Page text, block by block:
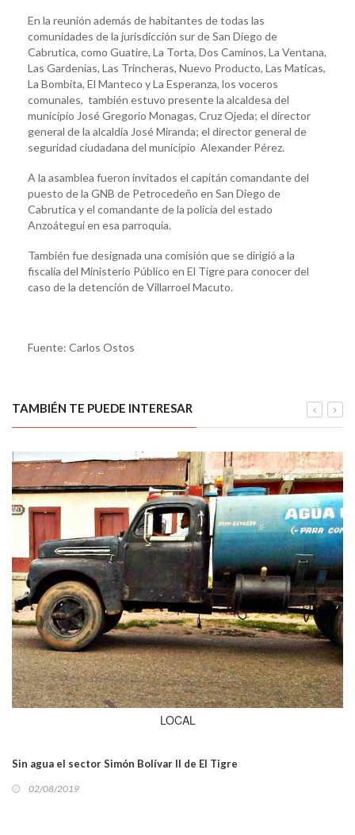
En la reunión además de habitantes de todas las
comunidades de la jurisdicción sur de San Diego de
Cabrutica, como Guatire, La Torta, Dos Caminos, La Ventana,
Las Gardenias, Las Trincheras, Nuevo Producto, Las Maticas,
La Bombita, El Manteco y La Esperanza, los voceros
comunales, también estuvo presente la alcaldesa del
municipio José Gregorio Monagas, Cruz Ojeda; el director
general de la alcaldía José Miranda; el director general de
seguridad ciudadana del municipio Alexander Pérez.
A la asamblea fueron invitados el capitán comandante del
puesto de la GNB de Petrocedeño en San Diego de
Cabrutica y el comandante de la policía del estado
Anzoátegui en esa parroquia.
También fue designada una comisión que se dirigió a la
fiscalía del Ministerio Público en El Tigre para conocer del
caso de la detención de Villarroel Macuto.
Fuente: Carlos Ostos
TAMBIÉN TE PUEDE INTERESAR
LOCAL
Sin agua el sector Simón Bolívar II de El Tigre
02/08/2019